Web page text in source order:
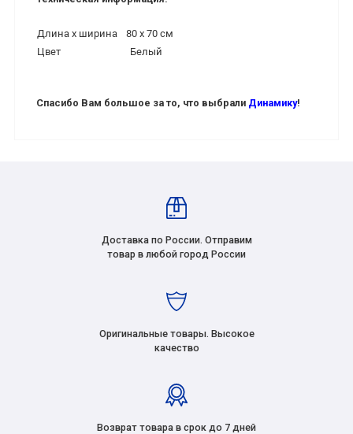
Длина x ширина
80 x 70 см
Цвет
Белый
Спасибо Вам большое за то, что выбрали Динамику!
Доставка по России. Отправим
товар в любой город России
Оригинальные товары. Высокое
качество
Возврат товара в срок до 7 дней